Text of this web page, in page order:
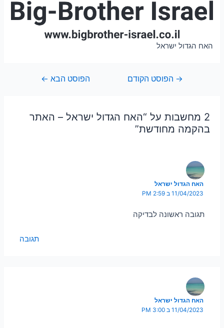
האח הגדול ישראל
→הפוסט הקודם הפוסט הבא←
2 מחשבות על “האח הגדול ישראל – האתר
בהקמה מחודשת”
האח הגדול ישראל
11/04/2023 ב 2:59 PM
תגובה ראשונה לבדיקה
תגובה
האח הגדול ישראל
11/04/2023 ב 3:00 PM